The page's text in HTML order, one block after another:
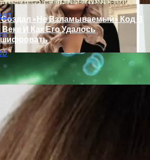
Создал «не Взламываемый» Код В
Веке И Как Его Удалось